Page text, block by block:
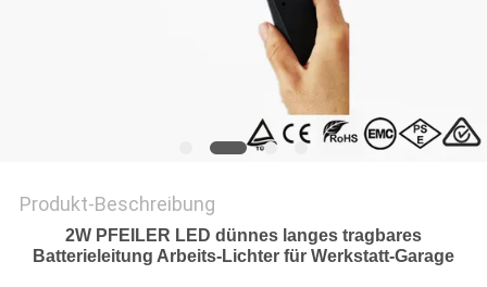
Produkt-Beschreibung
2W PFEILER LED dünnes langes tragbares
Batterieleitung Arbeits-Lichter für Werkstatt-Garage